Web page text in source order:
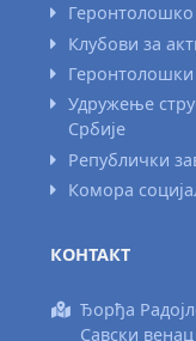
Клубови за
Удружење
Србије
Републички
Комора
КОНТАКТ
Ђорђа
Савски венац